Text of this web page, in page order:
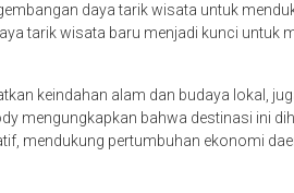
daya tarik wisata untuk
tarik wisata baru menjadi kunci untuk
keindahan alam dan budaya lokal,
mengungkapkan bahwa destinasi ini
mendukung pertumbuhan ekonomi